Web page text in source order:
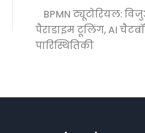
BPMN ट्यूटोरियल:
पैराडाइम टूलिंग, AI
पारिस्थितिकी